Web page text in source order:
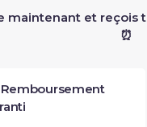
maintenant et reçois
⏰
Remboursement